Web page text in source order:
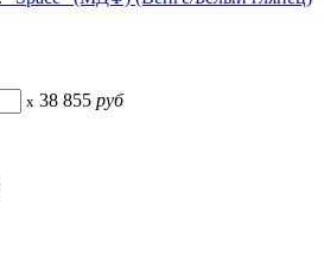
x 38 855 руб